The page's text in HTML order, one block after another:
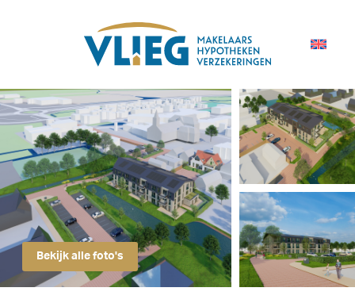
Bekijk alle foto's